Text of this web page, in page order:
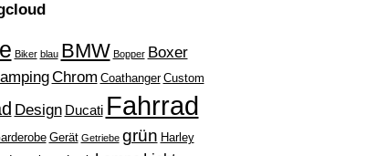
Biker blau BMW Bopper Boxer
Chrom Coathanger Custom
Design Ducati Fahrrad
Gerät Getriebe grün Harley